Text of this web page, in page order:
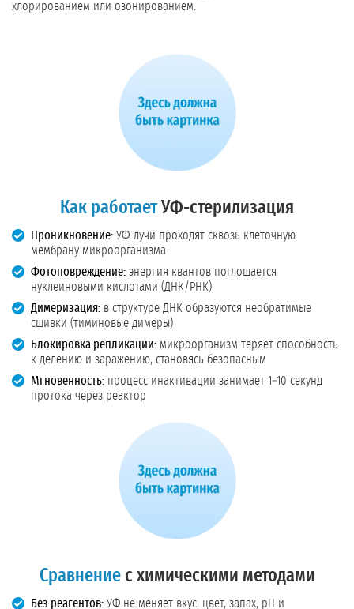
хлорированием или озонированием.
Как работаетУФ-стерилизация
Проникновение: УФ-лучи проходят сквозь клеточную
мембрану микроорганизма
Фотоповреждение: энергия квантов поглощается
нуклеиновыми кислотами (ДНК/РНК)
Димеризация: в структуре ДНК образуются необратимые
сшивки (тиминовые димеры)
Блокировка репликации: микроорганизм теряет способность
к делению и заражению, становясь безопасным
Мгновенность: процесс инактивации занимает 1–10 секунд
протока через реактор
Сравнениес химическими методами
Без реагентов: УФ не меняет вкус, цвет, запах, pH и